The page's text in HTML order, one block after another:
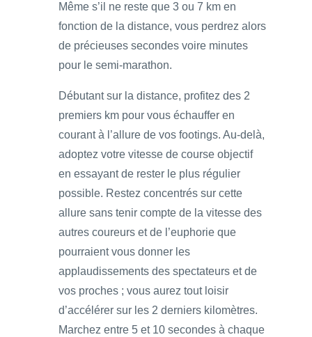
Même s’il ne reste que 3 ou 7 km en
fonction de la distance, vous perdrez alors
de précieuses secondes voire minutes
pour le semi-marathon.
Débutant sur la distance, profitez des 2
premiers km pour vous échauffer en
courant à l’allure de vos footings. Au-delà,
adoptez votre vitesse de course objectif
en essayant de rester le plus régulier
possible. Restez concentrés sur cette
allure sans tenir compte de la vitesse des
autres coureurs et de l’euphorie que
pourraient vous donner les
applaudissements des spectateurs et de
vos proches ; vous aurez tout loisir
d’accélérer sur les 2 derniers kilomètres.
Marchez entre 5 et 10 secondes à chaque